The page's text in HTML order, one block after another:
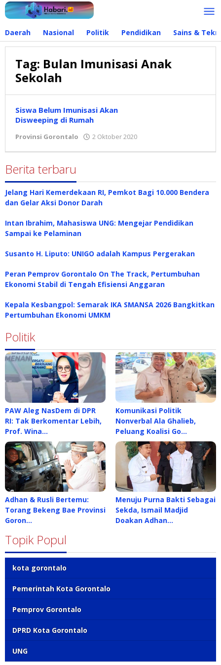
Lewati
ke
Daerah Nasional Politik Pendidikan Sains &
Tag: Bulan Imunisasi Anak
Sekolah
Siswa Belum Imunisasi Akan
Disweeping di Rumah
Provinsi Gorontalo 2 Oktober 2020
Berita terbaru
Jelang Hari Kemerdekaan RI, Pemkot Bagi 10.000 Bendera
dan Gelar Aksi Donor Darah
Intan Ibrahim, Mahasiswa UNG: Mengejar Pendidikan
Sampai ke Pelaminan
Susanto H. Liputo: UNIGO adalah Kampus Pergerakan
Peran Pemprov Gorontalo On The Track, Pertumbuhan
Ekonomi Stabil di Tengah Efisiensi Anggaran
Kepala Kesbangpol: Semarak IKA SMANSA 2026 Bangkitkan
Pertumbuhan Ekonomi UMKM
Politik
PAW Aleg NasDem di DPR
RI: Tak Berkomentar Lebih,
Prof. Wina…
Komunikasi Politik
Nonverbal Ala Ghalieb,
Peluang Koalisi Go…
Adhan & Rusli Bertemu:
Torang Bekeng Bae Provinsi
Goron…
Menuju Purna Bakti Sebagai
Sekda, Ismail Madjid
Doakan Adhan…
Topik Popul
kota gorontalo
Pemerintah Kota Gorontalo
Pemprov Gorontalo
DPRD Kota Gorontalo
UNG